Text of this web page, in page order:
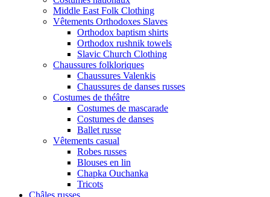
Middle East Folk Clothing
Vêtements Orthodoxes Slaves
Orthodox baptism shirts
Orthodox rushnik towels
Slavic Church Clothing
Chaussures folkloriques
Chaussures Valenkis
Chaussures de danses russes
Costumes de théâtre
Costumes de mascarade
Costumes de danses
Ballet russe
Vêtements casual
Robes russes
Blouses en lin
Chapka Ouchanka
Tricots
Châles russes